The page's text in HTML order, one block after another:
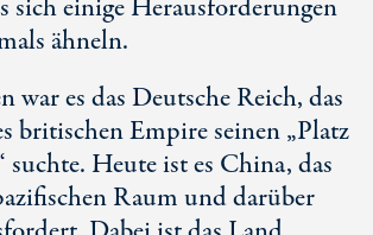
sich einige Herausforderungen
ähneln.
war es das Deutsche Reich, das
britischen Empire seinen „Platz
suchte. Heute ist es China, das
Raum und darüber